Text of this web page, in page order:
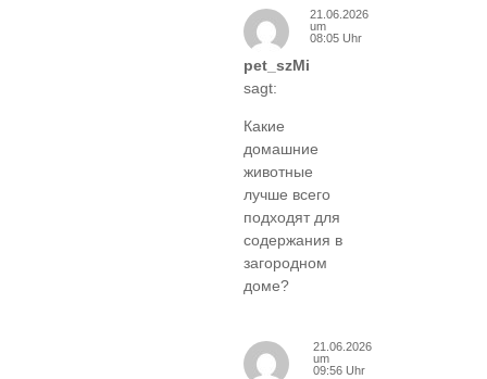
pet_szMi
sagt:
21.06.2026
um
08:05 Uhr
Какие
домашние
животные
лучше всего
подходят для
содержания в
загородном
доме?
21.06.2026
um
09:56 Uhr